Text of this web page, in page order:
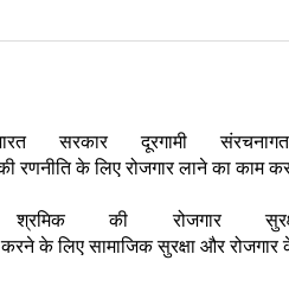
सरकार दूरगामी
रणनीति के लिए रोजगार लाने का काम
की रोजगार
के लिए सामाजिक सुरक्षा और रोजगार